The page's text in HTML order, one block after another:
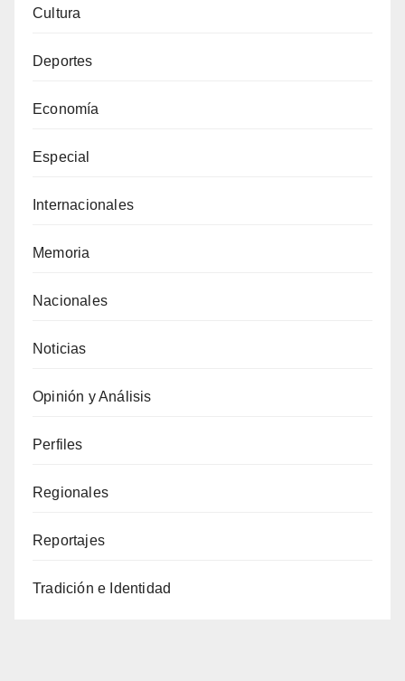
Cultura
Deportes
Economía
Especial
Internacionales
Memoria
Nacionales
Noticias
Opinión y Análisis
Perfiles
Regionales
Reportajes
Tradición e Identidad